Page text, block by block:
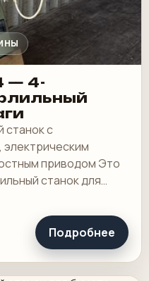
— 4-
станок с
электрическим
приводом Это
станок для
и стоп:
сверление…
Подробнее